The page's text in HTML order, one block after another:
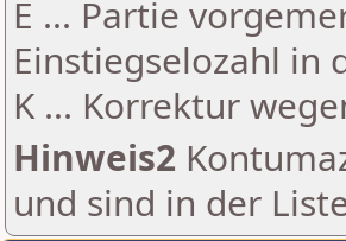
E ... Partie
Einstiegselozahl in
K ... Korrektur
Hinweis2
und sind in der